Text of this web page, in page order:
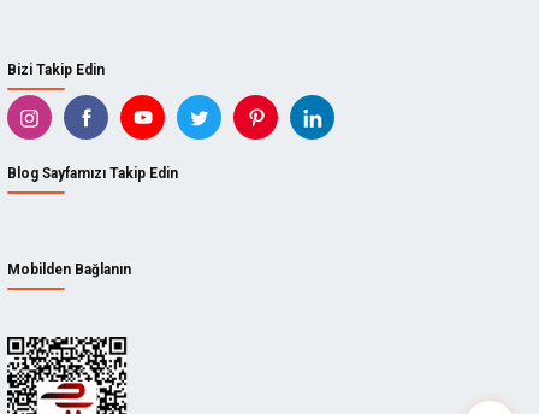
Bizi Takip Edin
Blog Sayfamızı Takip Edin
Mobilden Bağlanın